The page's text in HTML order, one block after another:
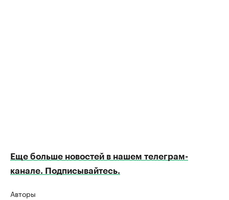
Еще больше новостей в нашем телеграм-
канале. Подписывайтесь.
Авторы